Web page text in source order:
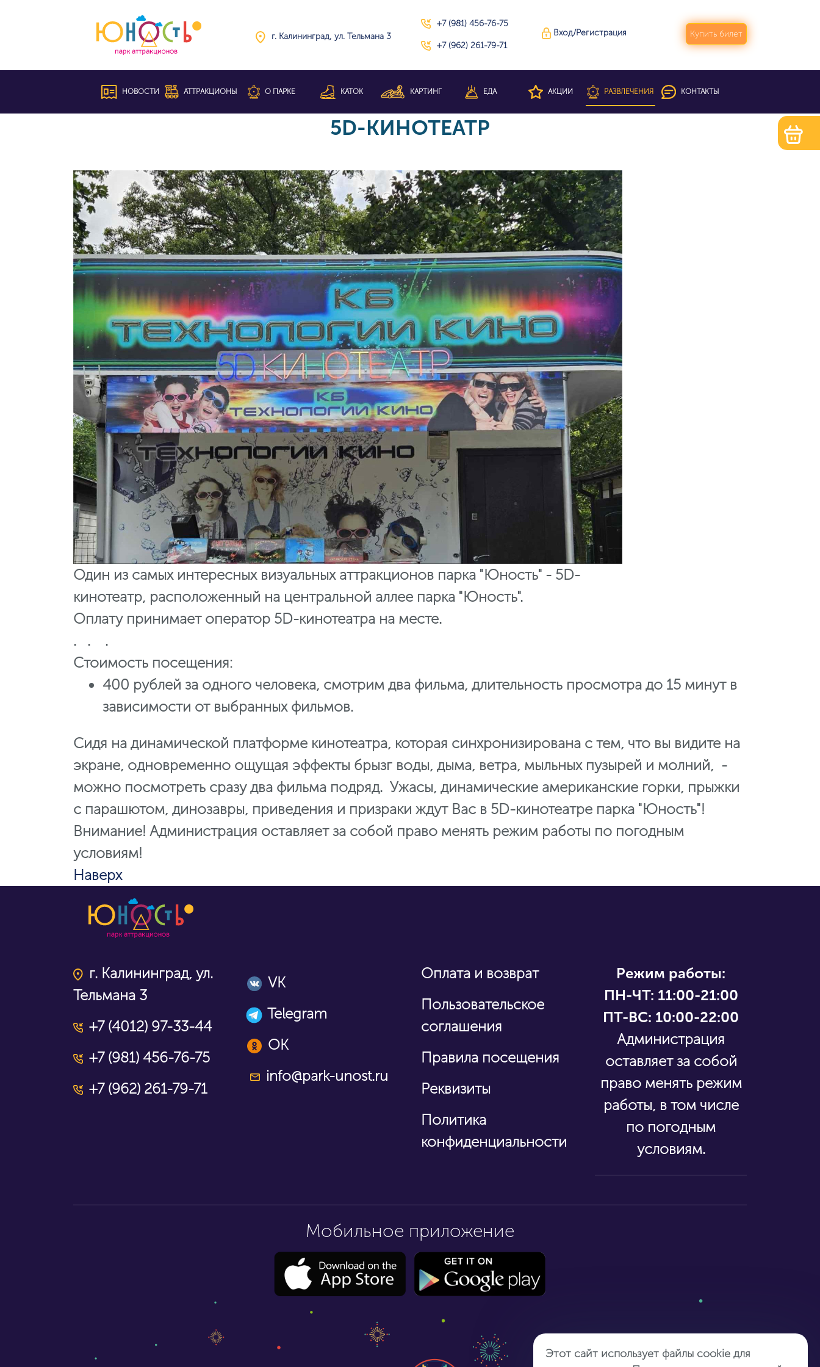
г. Калининград, ул. Тельмана 3
+7 (981) 456-76-75
+7 (962) 261-79-71
Вход/Регистрация Купить билет
НОВОСТИ АТТРАКЦИОНЫ О ПАРКЕ КАТОК КАРТИНГ ЕДА АКЦИИ РАЗВЛЕЧЕНИЯ КОНТАКТЫ
5D-КИНОТЕАТР
Один из самых интересных визуальных аттракционов парка "Юность" - 5D-
кинотеатр, расположенный на центральной аллее парка "Юность".
Оплату принимает оператор 5D-кинотеатра на месте.
. . .
Стоимость посещения:
400 рублей за одного человека, смотрим два фильма, длительность просмотра до 15 минут в
зависимости от выбранных фильмов.
Сидя на динамической платформе кинотеатра, которая синхронизирована с тем, что вы видите на
экране, одновременно ощущая эффекты брызг воды, дыма, ветра, мыльных пузырей и молний, -
можно посмотреть сразу два фильма подряд. Ужасы, динамические американские горки, прыжки
с парашютом, динозавры, приведения и призраки ждут Вас в 5D-кинотеатре парка "Юность"!
Внимание! Администрация оставляет за собой право менять режим работы по погодным
условиям!
Наверх
г. Калининград, ул.
Тельмана 3
+7 (4012) 97-33-44
+7 (981) 456-76-75
+7 (962) 261-79-71
VK
Telegram
OK
info@park-unost.ru
Оплата и возврат
Пользовательское
соглашения
Правила посещения
Реквизиты
Политика
конфиденциальности
Режим работы:
ПН-ЧТ: 11:00-21:00
ПТ-ВС: 10:00-22:00
Администрация
оставляет за собой
право менять режим
работы, в том числе
по погодным
условиям.
Мобильное приложение
Этот сайт использует файлы cookie для